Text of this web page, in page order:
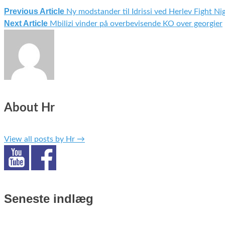
Indlægsnavigation
Previous Article Ny modstander til Idrissi ved Herlev Fight
Next Article Mbilizi vinder på overbevisende KO over georgier
About Hr
View all posts by Hr →
Seneste indlæg